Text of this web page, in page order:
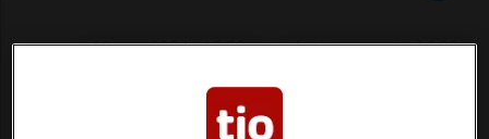
19 ago 2024 - 15:58 Aggiornamento 16:33
NIEDERGÖSGEN - Ieri mattina, domenica